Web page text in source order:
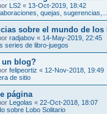
LS2 « 13-Oct-2019, 18:42
quejas, sugerencias,...
sobre el mundo de
radjabov « 14-May-2019, 22:45
series de libro-juegos
un blog?
felipeortiz « 12-Nov-2018, 19:49
de sitio
página
Legolas « 22-Oct-2018, 18:07
sobre Lobo Solitario